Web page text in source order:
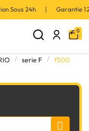
Sous 24h | Garantie
0
serie F f500